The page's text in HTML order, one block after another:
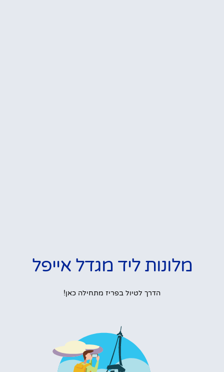
מלונות ליד מגדל אייפל
הדרך לטיול בפריז מתחילה כאן!